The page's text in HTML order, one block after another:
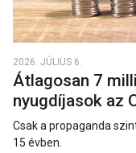
2026. JÚLIUS 6.
Átlagosan 7
nyugdíjasok az
Csak a propaganda
15 évben.